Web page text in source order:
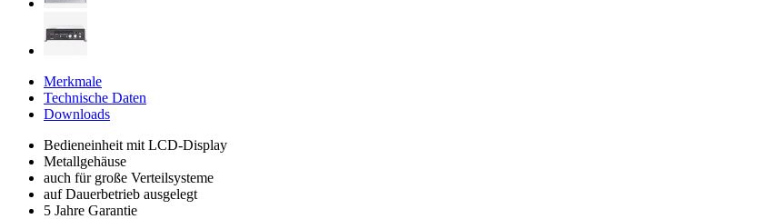
Merkmale
Technische Daten
Downloads
Bedieneinheit mit LCD-Display
Metallgehäuse
auch für große Verteilsysteme
auf Dauerbetrieb ausgelegt
5 Jahre Garantie